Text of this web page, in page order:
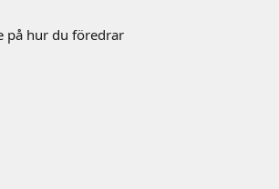
på hur du föredrar